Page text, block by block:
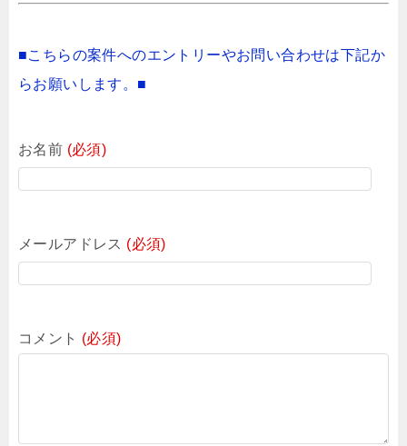
■こちらの案件へのエントリーやお問い合わせは下記か
らお願いします。■
お名前 (必須)
メールアドレス (必須)
コメント (必須)